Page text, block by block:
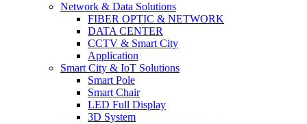
Network & Data Solutions
FIBER OPTIC & NETWORK​
DATA CENTER
CCTV & Smart City
Application
Smart City & IoT Solutions
Smart Pole
Smart Chair
LED Full Display
3D System